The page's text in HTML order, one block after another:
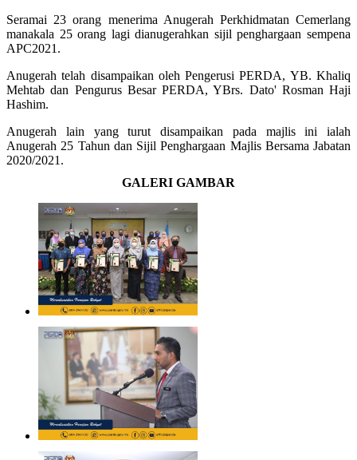
Seramai 23 orang menerima Anugerah Perkhidmatan Cemerlang
manakala 25 orang lagi dianugerahkan sijil penghargaan sempena
APC2021.
Anugerah telah disampaikan oleh Pengerusi PERDA, YB. Khaliq
Mehtab dan Pengurus Besar PERDA, YBrs. Dato' Rosman Haji
Hashim.
Anugerah lain yang turut disampaikan pada majlis ini ialah
Anugerah 25 Tahun dan Sijil Penghargaan Majlis Bersama Jabatan
2020/2021.
GALERI GAMBAR